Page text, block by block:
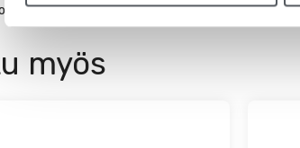
sekä Joutsenmerkki että EU:n
myös